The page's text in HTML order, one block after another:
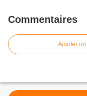
Commentaires
Ajouter